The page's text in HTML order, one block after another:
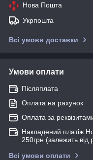
Нова Пошта
Укрпошта
Всі умови доставки
Умови оплати
Післяплата
Оплата на рахунок
Оплата за
Накладений платіж
250грн (залежить від
Всі умови оплати